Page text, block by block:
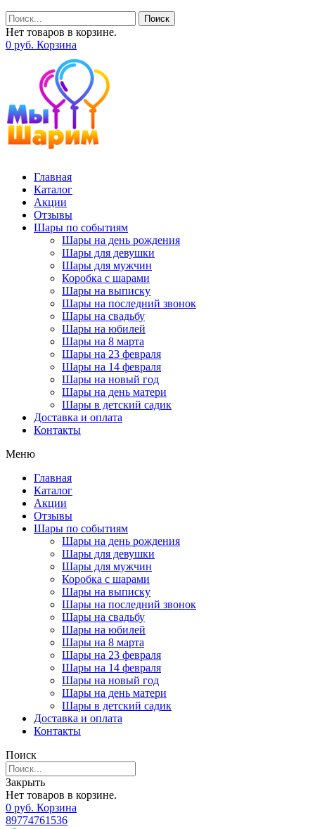
Поиск
Нет товаров в корзине.
0 руб. Корзина
Главная
Каталог
Акции
Отзывы
Шары по событиям
Шары на день рождения
Шары для девушки
Шары для мужчин
Коробка с шарами
Шары на выписку
Шары на последний звонок
Шары на свадьбу
Шары на юбилей
Шары на 8 марта
Шары на 23 февраля
Шары на 14 февраля
Шары на новый год
Шары на день матери
Шары в детский садик
Доставка и оплата
Контакты
Меню
Главная
Каталог
Акции
Отзывы
Шары по событиям
Шары на день рождения
Шары для девушки
Шары для мужчин
Коробка с шарами
Шары на выписку
Шары на последний звонок
Шары на свадьбу
Шары на юбилей
Шары на 8 марта
Шары на 23 февраля
Шары на 14 февраля
Шары на новый год
Шары на день матери
Шары в детский садик
Доставка и оплата
Контакты
Поиск
Закрыть
Нет товаров в корзине.
0 руб. Корзина
89774761536